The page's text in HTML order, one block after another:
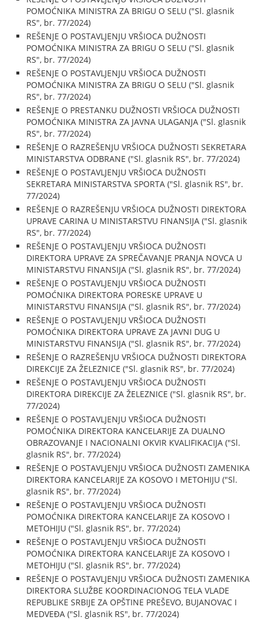
POMOĆNIKA MINISTRA ZA BRIGU O SELU ("Sl. glasnik
RS", br. 77/2024)
REŠENJE O POSTAVLJENJU VRŠIOCA DUŽNOSTI
POMOĆNIKA MINISTRA ZA BRIGU O SELU ("Sl. glasnik
RS", br. 77/2024)
REŠENJE O POSTAVLJENJU VRŠIOCA DUŽNOSTI
POMOĆNIKA MINISTRA ZA BRIGU O SELU ("Sl. glasnik
RS", br. 77/2024)
REŠENJE O PRESTANKU DUŽNOSTI VRŠIOCA DUŽNOSTI
POMOĆNIKA MINISTRA ZA JAVNA ULAGANJA ("Sl. glasnik
RS", br. 77/2024)
REŠENJE O RAZREŠENJU VRŠIOCA DUŽNOSTI SEKRETARA
MINISTARSTVA ODBRANE ("Sl. glasnik RS", br. 77/2024)
REŠENJE O POSTAVLJENJU VRŠIOCA DUŽNOSTI
SEKRETARA MINISTARSTVA SPORTA ("Sl. glasnik RS", br.
77/2024)
REŠENJE O RAZREŠENJU VRŠIOCA DUŽNOSTI DIREKTORA
UPRAVE CARINA U MINISTARSTVU FINANSIJA ("Sl. glasnik
RS", br. 77/2024)
REŠENJE O POSTAVLJENJU VRŠIOCA DUŽNOSTI
DIREKTORA UPRAVE ZA SPREČAVANJE PRANJA NOVCA U
MINISTARSTVU FINANSIJA ("Sl. glasnik RS", br. 77/2024)
REŠENJE O POSTAVLJENJU VRŠIOCA DUŽNOSTI
POMOĆNIKA DIREKTORA PORESKE UPRAVE U
MINISTARSTVU FINANSIJA ("Sl. glasnik RS", br. 77/2024)
REŠENJE O POSTAVLJENJU VRŠIOCA DUŽNOSTI
POMOĆNIKA DIREKTORA UPRAVE ZA JAVNI DUG U
MINISTARSTVU FINANSIJA ("Sl. glasnik RS", br. 77/2024)
REŠENJE O RAZREŠENJU VRŠIOCA DUŽNOSTI DIREKTORA
DIREKCIJE ZA ŽELEZNICE ("Sl. glasnik RS", br. 77/2024)
REŠENJE O POSTAVLJENJU VRŠIOCA DUŽNOSTI
DIREKTORA DIREKCIJE ZA ŽELEZNICE ("Sl. glasnik RS", br.
77/2024)
REŠENJE O POSTAVLJENJU VRŠIOCA DUŽNOSTI
POMOĆNIKA DIREKTORA KANCELARIJE ZA DUALNO
OBRAZOVANJE I NACIONALNI OKVIR KVALIFIKACIJA ("Sl.
glasnik RS", br. 77/2024)
REŠENJE O POSTAVLJENJU VRŠIOCA DUŽNOSTI ZAMENIKA
DIREKTORA KANCELARIJE ZA KOSOVO I METOHIJU ("Sl.
glasnik RS", br. 77/2024)
REŠENJE O POSTAVLJENJU VRŠIOCA DUŽNOSTI
POMOĆNIKA DIREKTORA KANCELARIJE ZA KOSOVO I
METOHIJU ("Sl. glasnik RS", br. 77/2024)
REŠENJE O POSTAVLJENJU VRŠIOCA DUŽNOSTI
POMOĆNIKA DIREKTORA KANCELARIJE ZA KOSOVO I
METOHIJU ("Sl. glasnik RS", br. 77/2024)
REŠENJE O POSTAVLJENJU VRŠIOCA DUŽNOSTI ZAMENIKA
DIREKTORA SLUŽBE KOORDINACIONOG TELA VLADE
REPUBLIKE SRBIJE ZA OPŠTINE PREŠEVO, BUJANOVAC I
MEDVEĐA ("Sl. glasnik RS", br. 77/2024)